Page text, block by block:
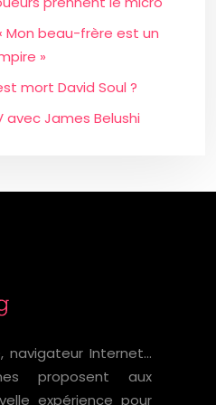
Mon beau-frère est un
»
mort David Soul ?
avec James Belushi
navigateur Internet…
proposent aux
expérience pour